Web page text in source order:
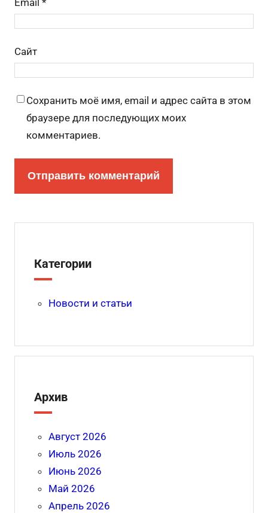
Сайт
Сохранить моё имя, email и адрес сайта в этом
браузере для последующих моих
комментариев.
Категории
Новости и статьи
Архив
Август 2026
Июль 2026
Июнь 2026
Май 2026
Апрель 2026